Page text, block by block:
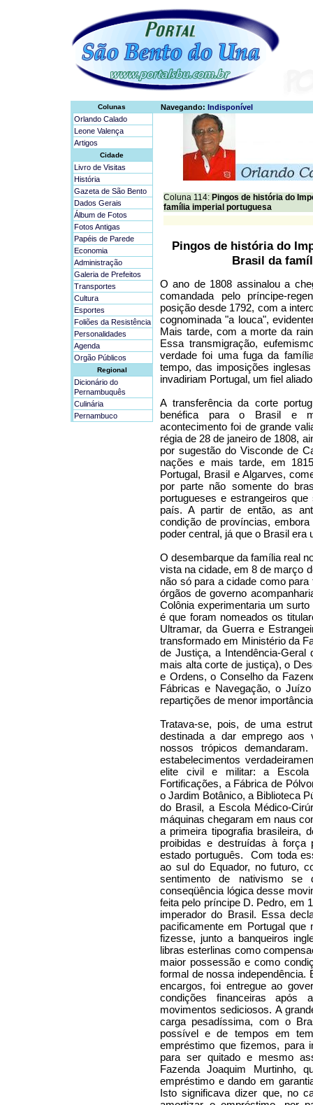
Colunas
Orlando Calado
Leone Valença
Artigos
Cidade
Livro de Visitas
História
Gazeta de São Bento
Dados Gerais
Álbum de Fotos
Fotos Antigas
Papéis de Parede
Economia
Administração
Galeria de Prefeitos
Transportes
Cultura
Esportes
Foliões da Resistência
Personalidades
Agenda
Orgão Públicos
Regional
Dicionário do
Pernambuquês
Culinária
Pernambuco
Navegando: Indisponível
Coluna 114: Pingos de história do
família imperial portuguesa
Pingos de história do
Brasil da
O ano de 1808 assinalou a
comandada pelo príncipe-
posição desde 1792, com a
cognominada "a louca",
Mais tarde, com a morte da
Essa transmigração,
verdade foi uma fuga da
tempo, das imposições
invadiriam Portugal, um fiel
A transferência da corte
benéfica para o Brasil e
acontecimento foi de grande
régia de 28 de janeiro de 1808,
por sugestão do Visconde de
nações e mais tarde, em
Portugal, Brasil e Algarves,
por parte não somente do
portugueses e estrangeiros
país. A partir de então, as
condição de províncias,
poder central, já que o Brasil era
O desembarque da família real
vista na cidade, em 8 de março
não só para a cidade como
órgãos de governo
Colônia experimentaria um
é que foram nomeados os
Ultramar, da Guerra e
transformado em Ministério da
de Justiça, a Intendência-
mais alta corte de justiça), o
e Ordens, o Conselho da
Fábricas e Navegação, o
repartições de menor
Tratava-se, pois, de uma
destinada a dar emprego aos
nossos trópicos demandaram.
estabelecimentos
elite civil e militar: a
Fortificações, a Fábrica de
o Jardim Botânico, a Biblioteca
do Brasil, a Escola Médico-
máquinas chegaram em naus
a primeira tipografia brasileira,
proibidas e destruídas à força
estado português.
Com toda
ao sul do Equador, no futuro,
sentimento de nativismo se
conseqüência lógica desse
feita pelo príncipe D. Pedro, em
imperador do Brasil. Essa
pacificamente em Portugal
fizesse, junto a banqueiros
libras esterlinas como
maior possessão e como
formal de nossa independência.
encargos, foi entregue ao
condições financeiras após
movimentos sediciosos. A
carga pesadíssima, com o
possível e de tempos em
empréstimo que fizemos, para
para ser quitado e mesmo
Fazenda Joaquim Murtinho,
empréstimo e dando em
Isto significava dizer que, no